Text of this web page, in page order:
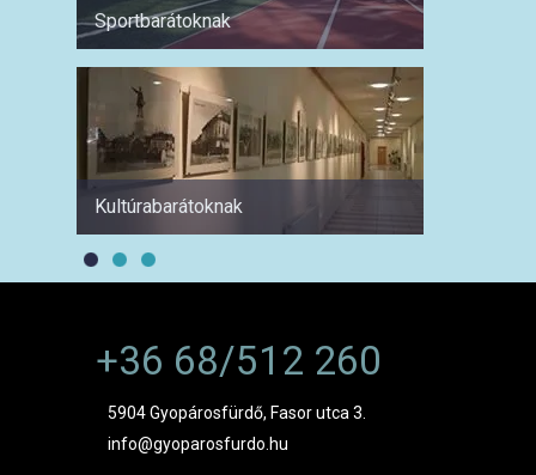
Sportbarátoknak
Kultúrabarátoknak
+36 68/512 260
5904 Gyopárosfürdő, Fasor utca 3.
info@gyoparosfurdo.hu